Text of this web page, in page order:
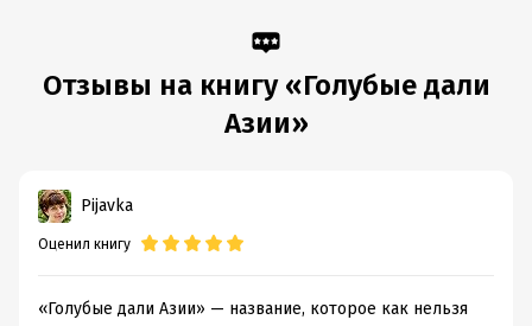
Отзывы на книгу «Голубые дали
Азии»
Pijavka
Оценил книгу
«Голубые дали Азии» — название, которое как нельзя